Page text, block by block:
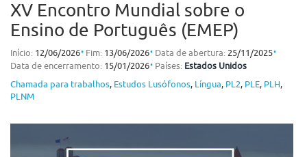
XV Encontro Mundial sobre o
Ensino de Português (EMEP)
Início: 12/06/2026⋅ Fim: 13/06/2026⋅ Data de abertura: 25/11/2025⋅
Data de encerramento: 15/01/2026⋅ Países: Estados Unidos
Chamada para trabalhos, Estudos Lusófonos, Língua, PL2, PLE, PLH,
PLNM